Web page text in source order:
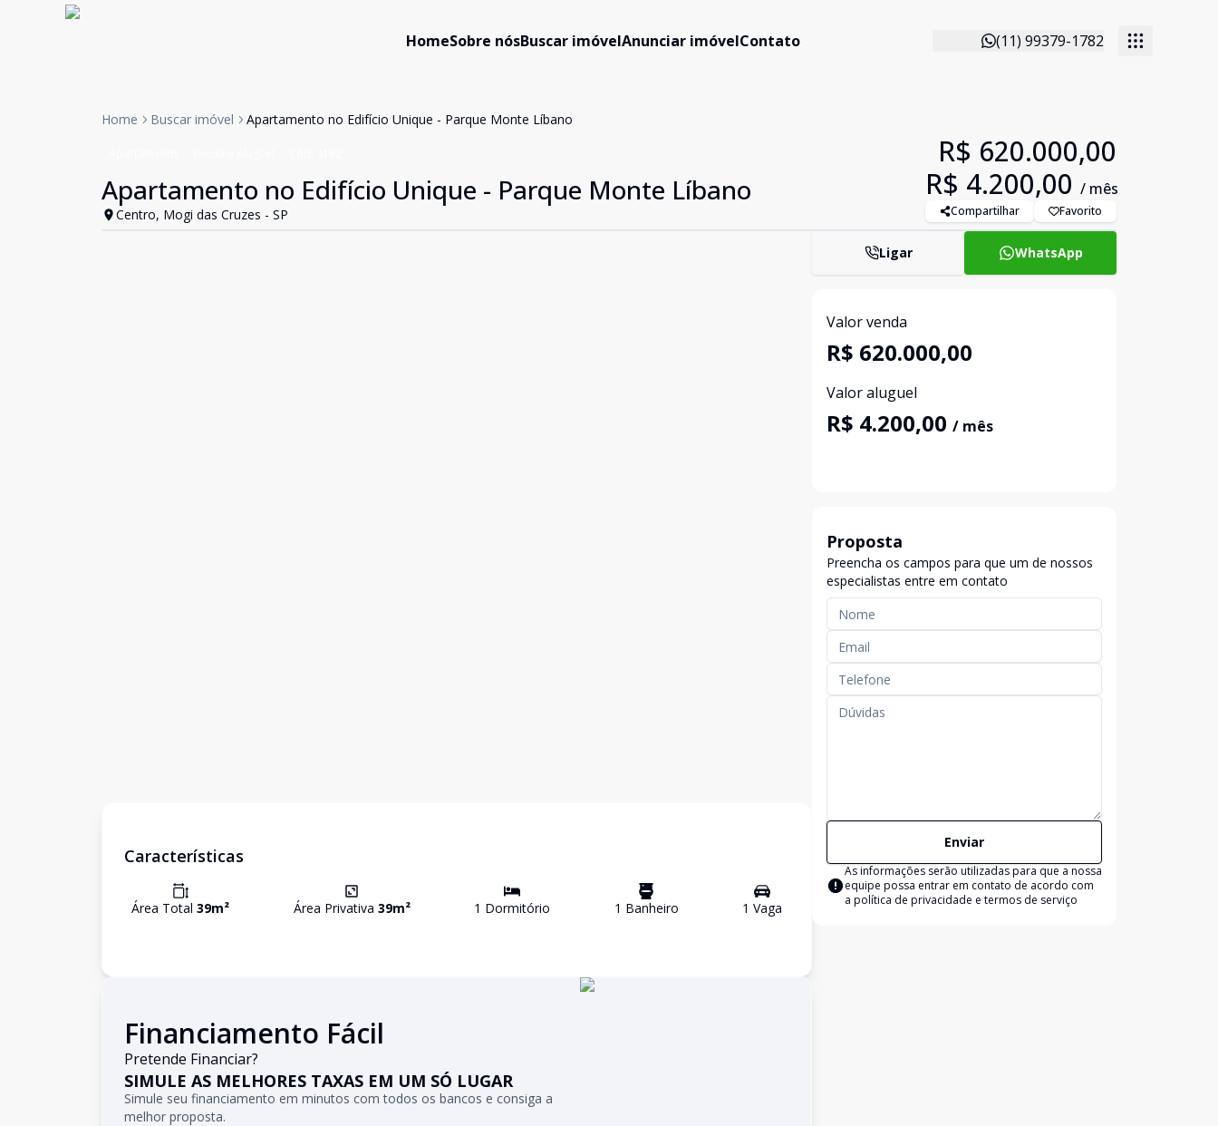
HomeSobre nósBuscar imóvelAnunciar imóvelContato (11) 99379-1782
Home Buscar imóvel Apartamento no Edifício Unique - Parque Monte Líbano
Apartamento no Edifício Unique - Parque Monte Líbano
Centro, Mogi das Cruzes - SP
R$ 620.000,00
R$ 4.200,00 / mês
Compartilhar Favorito
Características
Área Total 39m² Área Privativa 39m² 1 Dormitório 1 Banheiro 1 Vaga
Financiamento Fácil
Pretende Financiar?
SIMULE AS MELHORES TAXAS EM UM SÓ LUGAR
Simule seu financiamento em minutos com todos os bancos e consiga a
melhor proposta.
Ligar WhatsApp
Valor venda
R$ 620.000,00
Valor aluguel
R$ 4.200,00 / mês
Proposta
Preencha os campos para que um de nossos
especialistas entre em contato
Enviar
As informações serão utilizadas para que a nossa
equipe possa entrar em contato de acordo com
a política de privacidade e termos de serviço